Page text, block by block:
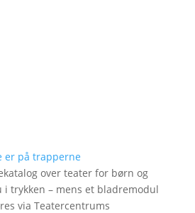
er på trapperne
over teater for børn og
i trykken – mens et bladremodul
via Teatercentrums